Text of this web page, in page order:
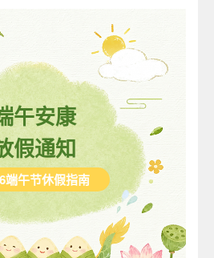
午安康
假通知
端午节休假指南